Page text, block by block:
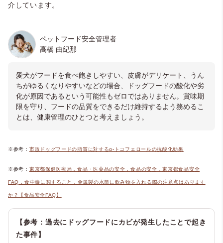
介しています。
ペットフード安全管理者
高橋 由紀那
愛犬がフードを食べ飽きしやすい、皮膚がデリケート、うん
ちがゆるくなりやすいなどの場合、ドッグフードの酸化や劣
化が原因であるという可能性もゼロではありません。賞味期
限を守り、フードの品質をできるだけ維持するよう務めるこ
とは、健康管理のひとつと考えましょう。
※参考： 市販ドッグフードの脂質に対するα-トコフェロールの抗酸化効果
※参考： 東京都保健医療局，食品・医薬品の安全，食品の安全，東京都食品安全
FAQ，食中毒に関すること，金属製の水筒に飲み物を入れる際の注意点はあります
か？【食品安全FAQ】
【参考：過去にドッグフードにカビが発生したことで起き
た事件】